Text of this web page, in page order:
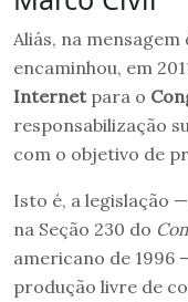
Aliás, na
encaminhou, em
Internetpara o
responsabilização
com o objetivo de
Isto é, a legislação
na Seção 230 do
americano de
produção livre de